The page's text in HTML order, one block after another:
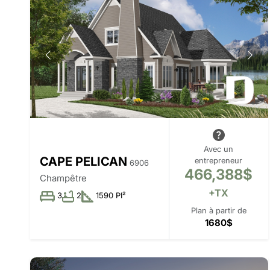
CAPE PELICAN 6906
Champêtre
3 2 1590 PI²
Avec un
entrepreneur
466,388$
+TX
Plan à partir de
1680$